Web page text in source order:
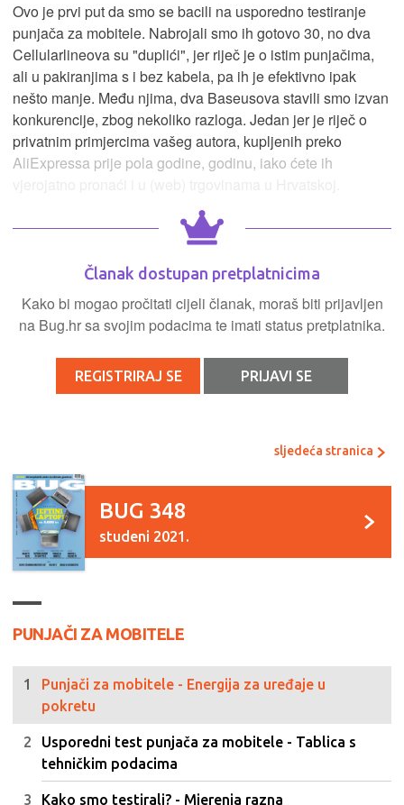
Ovo je prvi put da smo se bacili na usporedno testiranje
punjača za mobitele. Nabrojali smo ih gotovo 30, no dva
Cellularlineova su "duplići", jer riječ je o istim punjačima,
ali u pakiranjima s i bez kabela, pa ih je efektivno ipak
nešto manje. Među njima, dva Baseusova stavili smo izvan
konkurencije, zbog nekoliko razloga. Jedan jer je riječ o
privatnim primjercima vašeg autora, kupljenih preko
AliExpressa prije pola godine, godinu, iako ćete ih
Članak dostupan pretplatnicima
Kako bi mogao pročitati cijeli članak, moraš biti prijavljen
na Bug.hr sa svojim podacima te imati status pretplatnika.
REGISTRIRAJ SE PRIJAVI SE
sljedeća stranica
BUG 348
studeni 2021.
PUNJAČI ZA MOBITELE
Punjači za mobitele - Energija za uređaje u
pokretu
Usporedni test punjača za mobitele - Tablica s
tehničkim podacima
Kako smo testirali? - Mjerenja razna